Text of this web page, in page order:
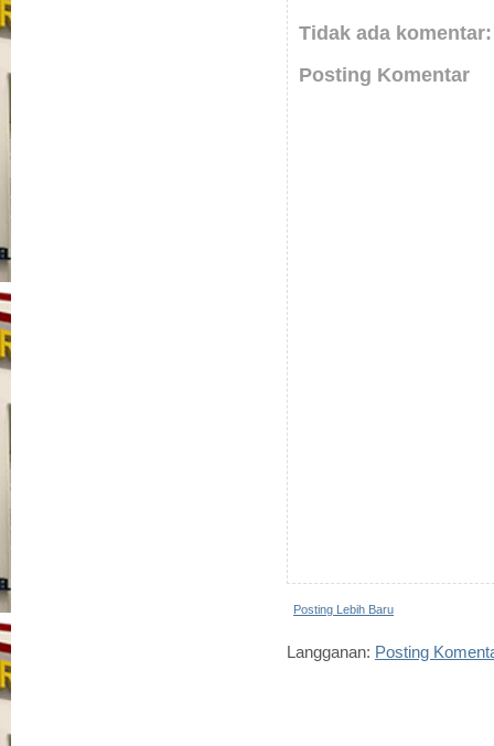
Tidak ada komentar:
Posting Komentar
Posting Lebih Baru
Langganan: Posting